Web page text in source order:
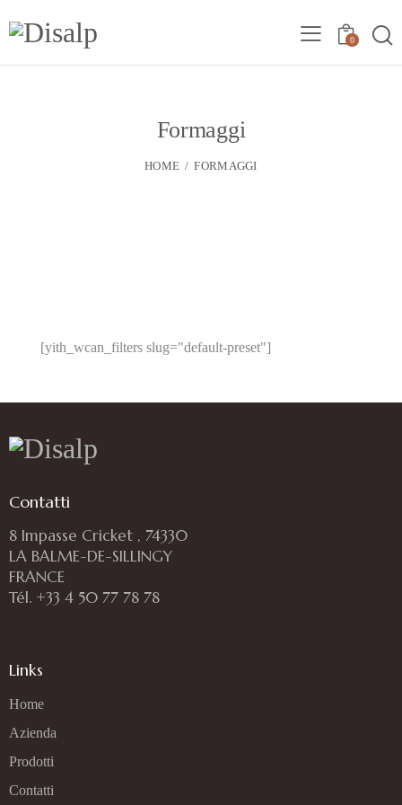
0
Formaggi
HOME FORMAGGI
[yith_wcan_filters slug="default-preset"]
Contatti
8 Impasse Cricket , 74330
LA BALME-DE-SILLINGY
FRANCE
Tél. +33 4 50 77 78 78
Links
Home
Azienda
Prodotti
Contatti